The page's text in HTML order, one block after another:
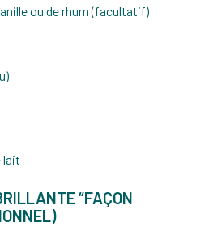
ou de rhum (facultatif)
lait
“FAÇON